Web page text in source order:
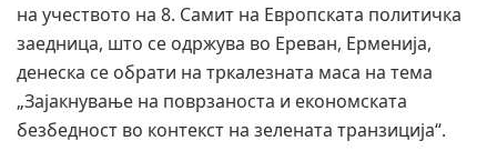
на учеството на 8. Самит на Европската политичка
заедница, што се одржува во Ереван, Ерменија,
денеска се обрати на тркалезната маса на тема
„Зајакнување на поврзаноста и економската
безбедност во контекст на зелената транзиција“.